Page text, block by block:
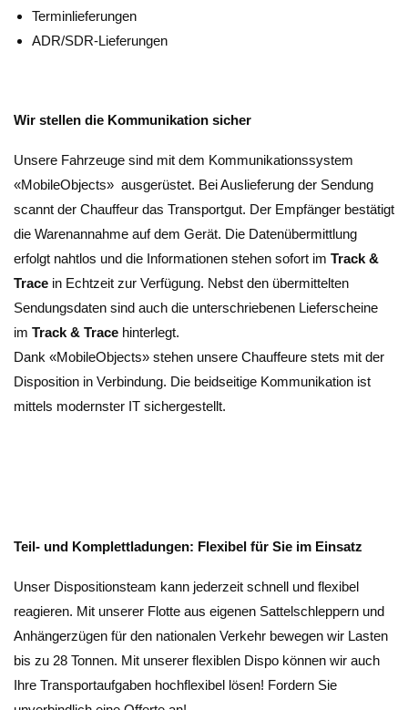
Terminlieferungen
ADR/SDR-Lieferungen
Wir stellen die Kommunikation sicher
Unsere Fahrzeuge sind mit dem Kommunikationssystem
«MobileObjects» ausgerüstet. Bei Auslieferung der Sendung
scannt der Chauffeur das Transportgut. Der Empfänger bestätigt
die Warenannahme auf dem Gerät. Die Datenübermittlung
erfolgt nahtlos und die Informationen stehen sofort im Track &
Trace in Echtzeit zur Verfügung. Nebst den übermittelten
Sendungsdaten sind auch die unterschriebenen Lieferscheine
im Track & Trace hinterlegt.
Dank «MobileObjects» stehen unsere Chauffeure stets mit der
Disposition in Verbindung. Die beidseitige Kommunikation ist
mittels modernster IT sichergestellt.
Teil- und Komplettladungen: Flexibel für Sie im Einsatz
Unser Dispositionsteam kann jederzeit schnell und flexibel
reagieren. Mit unserer Flotte aus eigenen Sattelschleppern und
Anhängerzügen für den nationalen Verkehr bewegen wir Lasten
bis zu 28 Tonnen. Mit unserer flexiblen Dispo können wir auch
Ihre Transportaufgaben hochflexibel lösen! Fordern Sie